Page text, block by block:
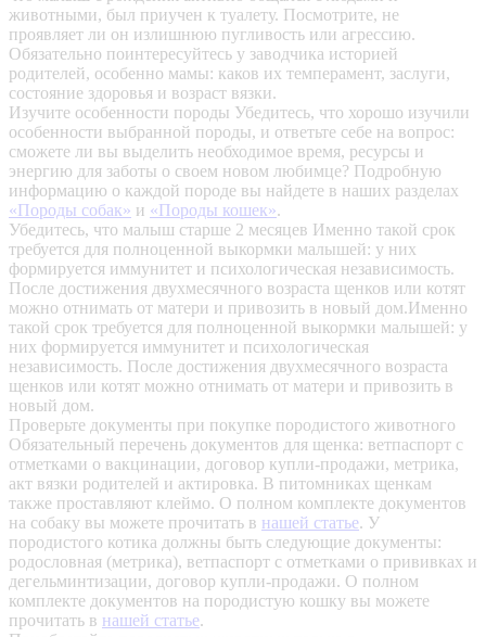
животными, был приучен к туалету. Посмотрите, не
проявляет ли он излишнюю пугливость или агрессию.
Обязательно поинтересуйтесь у заводчика историей
родителей, особенно мамы: каков их темперамент, заслуги,
состояние здоровья и возраст вязки.
Изучите особенности породы Убедитесь, что хорошо изучили
особенности выбранной породы, и ответьте себе на вопрос:
сможете ли вы выделить необходимое время, ресурсы и
энергию для заботы о своем новом любимце? Подробную
информацию о каждой породе вы найдете в наших разделах
«Породы собак» и «Породы кошек».
Убедитесь, что малыш старше 2 месяцев Именно такой срок
требуется для полноценной выкормки малышей: у них
формируется иммунитет и психологическая независимость.
После достижения двухмесячного возраста щенков или котят
можно отнимать от матери и привозить в новый дом.Именно
такой срок требуется для полноценной выкормки малышей: у
них формируется иммунитет и психологическая
независимость. После достижения двухмесячного возраста
щенков или котят можно отнимать от матери и привозить в
новый дом.
Проверьте документы при покупке породистого животного
Обязательный перечень документов для щенка: ветпаспорт с
отметками о вакцинации, договор купли-продажи, метрика,
акт вязки родителей и актировка. В питомниках щенкам
также проставляют клеймо. О полном комплекте документов
на собаку вы можете прочитать в нашей статье. У
породистого котика должны быть следующие документы:
родословная (метрика), ветпаспорт с отметками о прививках и
дегельминтизации, договор купли-продажи. О полном
комплекте документов на породистую кошку вы можете
прочитать в нашей статье.